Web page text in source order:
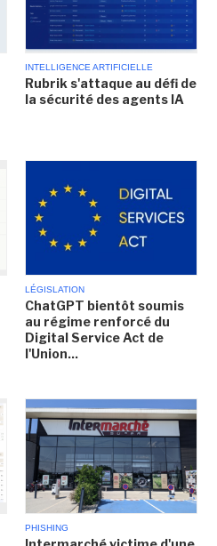
INTELLIGENCE ARTIFICIELLE
Rubrik s'attaque au défi de
la sécurité des agents IA
LÉGISLATION
ChatGPT bientôt soumis
au régime renforcé du
Digital Service Act de
l'Union...
PHISHING